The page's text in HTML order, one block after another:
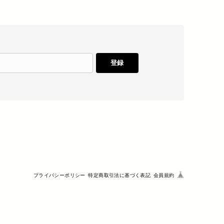
登録
プライバシーポリシー 特定商取引法に基づく表記 会員規約